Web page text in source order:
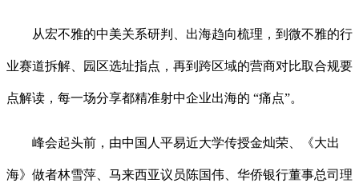
从宏不雅的中美关系研判、出海趋向梳理，到微不雅的行
业赛道拆解、园区选址指点，再到跨区域的营商对比取合规要
点解读，每一场分享都精准射中企业出海的 “痛点”。
峰会起头前，由中国人平易近大学传授金灿荣、《大出
海》做者林雪萍、马来西亚议员陈国伟、华侨银行董事总司理